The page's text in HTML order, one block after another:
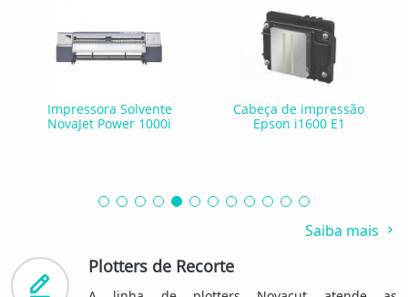
Impressora Solvente
NovaJet Power 1000i
Cabeça de impressão
Epson i1600 E1
Saiba mais
Plotters de Recorte